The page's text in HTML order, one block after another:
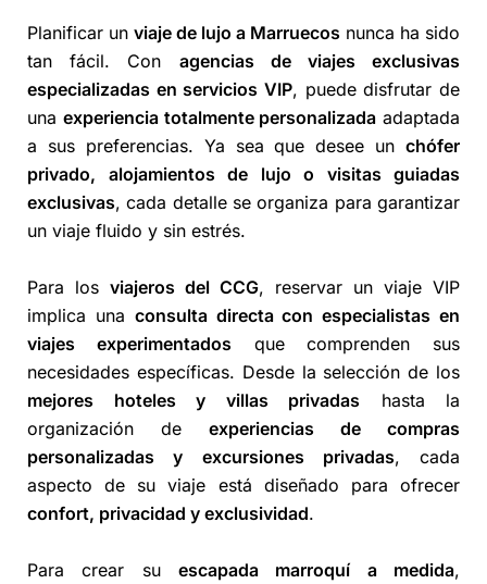
Planificar un viaje de lujo a Marruecos nunca ha sido
tan fácil. Con agencias de viajes exclusivas
especializadas en servicios VIP, puede disfrutar de
una experiencia totalmente personalizada adaptada
a sus preferencias. Ya sea que desee un chófer
privado, alojamientos de lujo o visitas guiadas
exclusivas, cada detalle se organiza para garantizar
un viaje fluido y sin estrés.
Para los viajeros del CCG, reservar un viaje VIP
implica una consulta directa con especialistas en
viajes experimentadosque comprenden sus
necesidades específicas. Desde la selección de los
mejores hoteles y villas privadas hasta la
organización de experiencias de compras
personalizadas y excursiones privadas, cada
aspecto de su viaje está diseñado para ofrecer
confort, privacidad y exclusividad.
Para crear su escapada marroquí a medida,